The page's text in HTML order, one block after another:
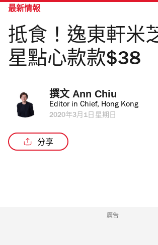
最新情報
抵食！逸東軒米
星點心款款$38
撰文 Ann Chiu
Editor in Chief, Hong Kong
2020年3月1日星期日
分享
廣告